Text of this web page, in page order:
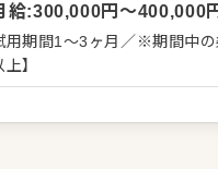
など、多彩なキャリアパスが
う意欲に合わせ、飲食店経
給:300,000円〜400,000
期間1～3ヶ月／※期間中の条件変動は
上】